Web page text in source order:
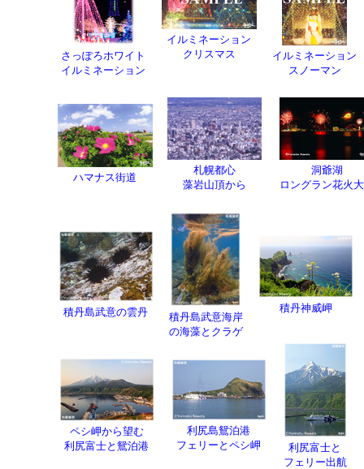
さっぽろホワイト
イルミネーション
イルミネーション
クリスマス
イルミネーション
スノーマン
ハマナス街道
札幌都心
藻岩山頂から
洞爺湖
ロングラン花火
積丹島武意の雲丹
積丹島武意海岸
の海藻とクラゲ
積丹神威岬
ペシ岬から望む
利尻富士と鴛泊港
利尻島鴛泊港
フェリーとペシ岬
利尻富士と
フェリー出航